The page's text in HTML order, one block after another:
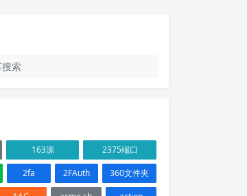
163源
2375端口
2fa 2FAuth
360文件夹